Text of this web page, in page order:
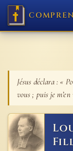
Jésus déclara : «
vous ; puis je